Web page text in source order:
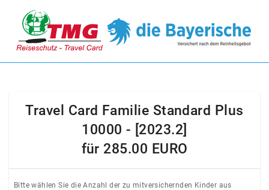
Travel Card Familie Standard Plus
10000 - [2023.2]
für 285.00 EURO
Bitte wählen Sie die Anzahl der zu mitversichernden Kinder aus